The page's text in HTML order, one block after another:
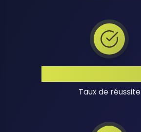
Taux de réussite